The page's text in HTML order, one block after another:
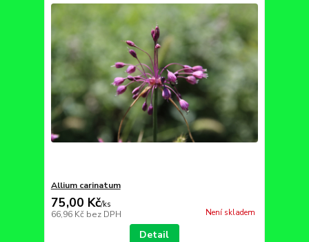
Allium carinatum
75,00 Kč/ks
66,96 Kč bez DPH Není skladem
Detail